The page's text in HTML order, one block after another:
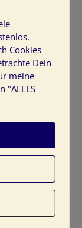
Dir gefällt
Cookies
Dein
meine
"ALLES